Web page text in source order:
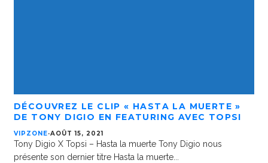
DÉCOUVREZ LE CLIP « HASTA LA MUERTE »
DE TONY DIGIO EN FEATURING AVEC TOPSI
VIPZONE·AOÛT 15, 2021
Tony Digio X Topsi – Hasta la muerte Tony Digio nous
présente son dernier titre Hasta la muerte